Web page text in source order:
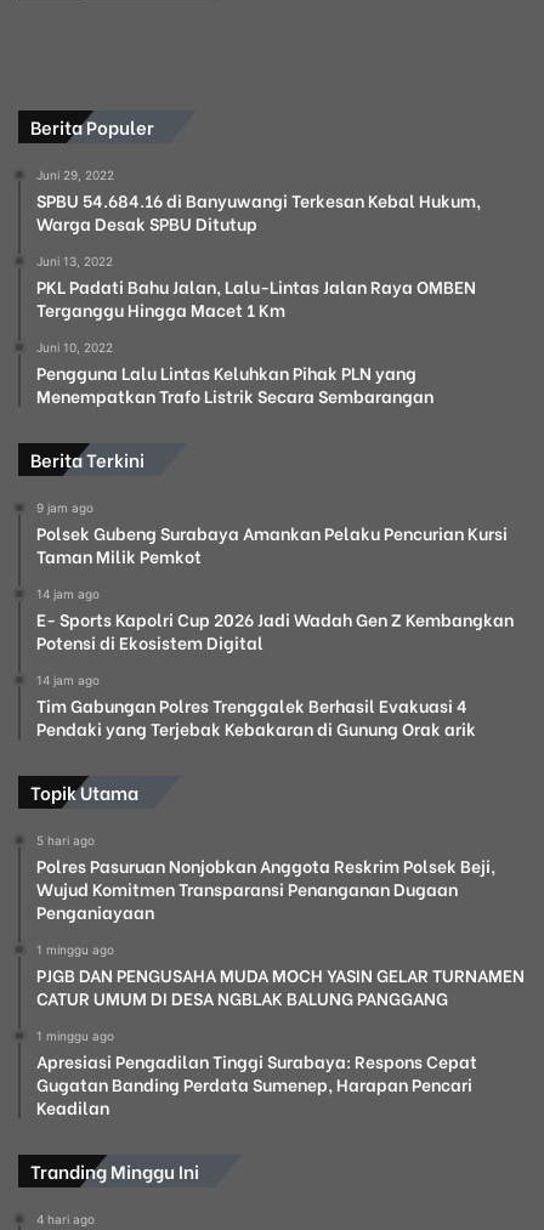
Berita Populer
Juni 29, 2022
SPBU 54.684.16 di Banyuwangi Terkesan Kebal Hukum,
Warga Desak SPBU Ditutup
Juni 13, 2022
PKL Padati Bahu Jalan, Lalu-Lintas Jalan Raya OMBEN
Terganggu Hingga Macet 1 Km
Juni 10, 2022
Pengguna Lalu Lintas Keluhkan Pihak PLN yang
Menempatkan Trafo Listrik Secara Sembarangan
Berita Terkini
9 jam ago
Polsek Gubeng Surabaya Amankan Pelaku Pencurian Kursi
Taman Milik Pemkot
14 jam ago
E- Sports Kapolri Cup 2026 Jadi Wadah Gen Z Kembangkan
Potensi di Ekosistem Digital
14 jam ago
Tim Gabungan Polres Trenggalek Berhasil Evakuasi 4
Pendaki yang Terjebak Kebakaran di Gunung Orak arik
Topik Utama
5 hari ago
Polres Pasuruan Nonjobkan Anggota Reskrim Polsek Beji,
Wujud Komitmen Transparansi Penanganan Dugaan
Penganiayaan
1 minggu ago
PJGB DAN PENGUSAHA MUDA MOCH YASIN GELAR TURNAMEN
CATUR UMUM DI DESA NGBLAK BALUNG PANGGANG
1 minggu ago
Apresiasi Pengadilan Tinggi Surabaya: Respons Cepat
Gugatan Banding Perdata Sumenep, Harapan Pencari
Keadilan
Tranding Minggu Ini
4 hari ago